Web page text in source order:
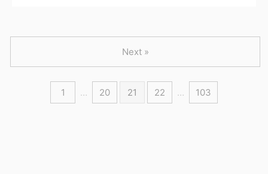
1 … 20 21 22 … 103
Next »